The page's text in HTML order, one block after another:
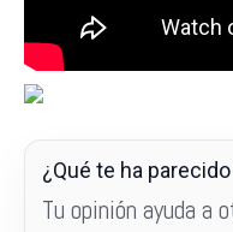
¿Qué te ha
Tu opinión ayuda a